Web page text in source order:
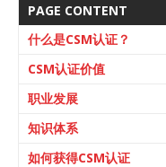
PAGE CONTENT
什么是CSM认证？
CSM认证价值
职业发展
知识体系
如何获得CSM认证